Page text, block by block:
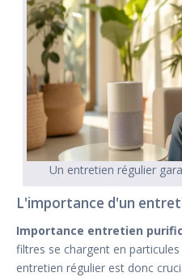
Un entretien régulier
L'importance d'un
Importance entretien
filtres se chargent en
entretien régulier est donc